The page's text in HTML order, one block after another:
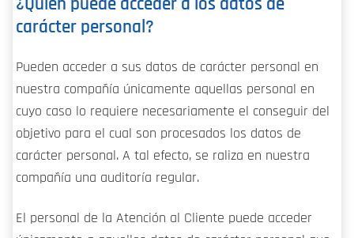
¿Quién puede acceder a los datos de
carácter personal?
Pueden acceder a sus datos de carácter personal en
nuestra compañía únicamente aquellas personal en
cuyo caso lo requiere necesariamente el conseguir del
objetivo para el cual son procesados los datos de
carácter personal. A tal efecto, se raliza en nuestra
compañía una auditoría regular.
El personal de la Atención al Cliente puede acceder